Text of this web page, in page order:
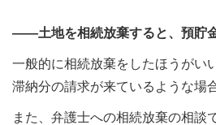
――土地を相続放棄すると、預貯
一般的に相続放棄をしたほうがい
滞納分の請求が来ているような場
また、弁護士への相続放棄の相談